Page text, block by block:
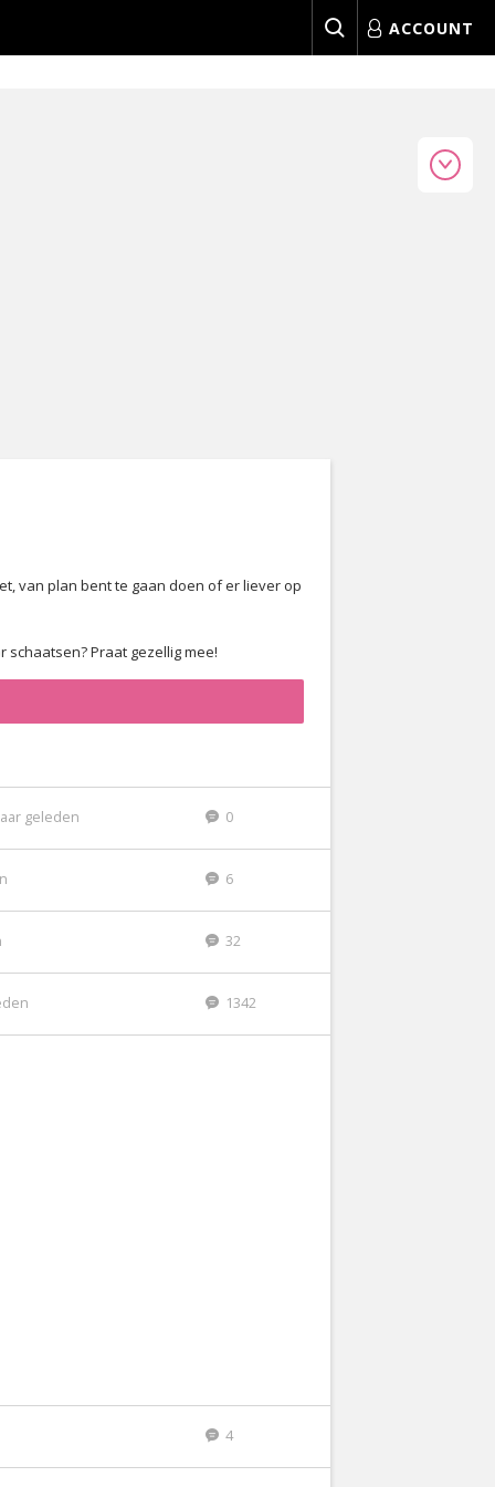
ACCOUNT
van plan bent te gaan doen of er liever op
Praat gezellig mee!
geleden 0
6
32
1342
4